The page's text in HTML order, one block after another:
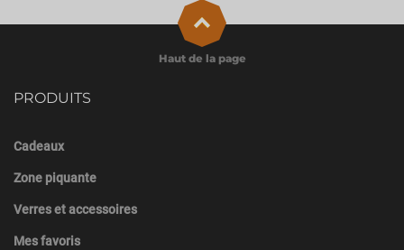
PRODUITS
Cadeaux
Zone piquante
Verres et accessoires
Mes favoris
Haut de la page